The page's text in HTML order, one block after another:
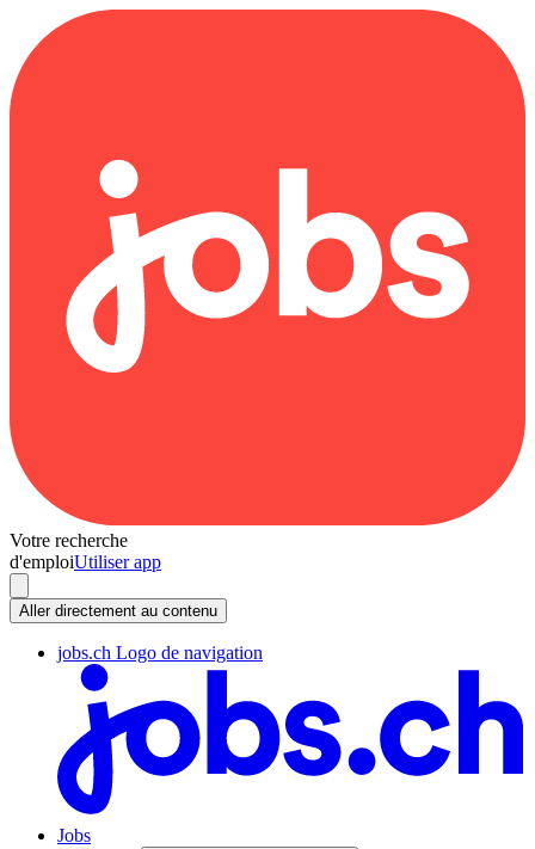
Votre recherche
d'emploiUtiliser app
Aller directement au contenu
jobs.ch Logo de navigation
Jobs